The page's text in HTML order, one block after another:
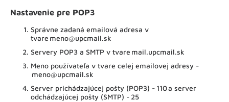
Nastavenie pre POP3
Správne zadaná emailová adresa v
tvare meno@upcmail.sk
Servery POP3 a SMTP v tvare mail.upcmail.sk
Meno používateľa v tvare celej emailovej adresy -
meno@upcmail.sk
Server prichádzajúcej pošty (POP3) - 110 a server
odchádzajúcej pošty (SMTP) - 25